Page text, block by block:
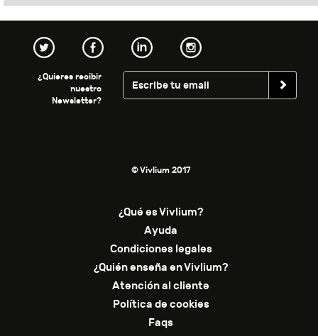
¿Quieres recibir
nuestro
Newsletter?
© Vivlium 2017
¿Qué es Vivlium?
Ayuda
Condiciones legales
¿Quién enseña en Vivlium?
Atención al cliente
Política de cookies
Faqs